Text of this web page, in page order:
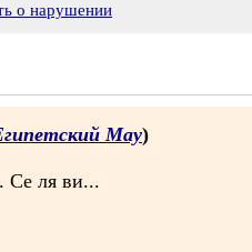
о нарушении
Мау)
Се ля ви...